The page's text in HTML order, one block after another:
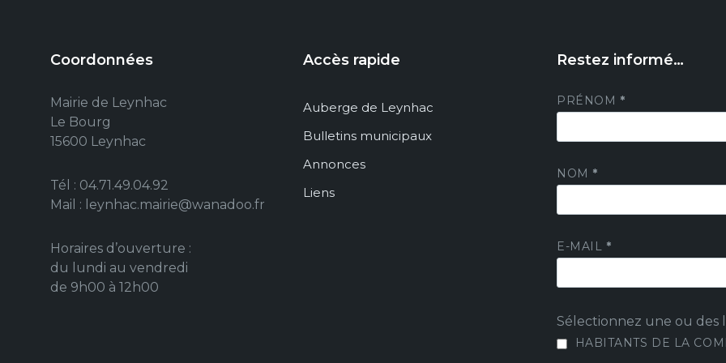
Coordonnées
Mairie de Leynhac
Le Bourg
15600 Leynhac
Tél : 04.71.49.04.92
Mail : leynhac.mairie@wanadoo.fr
Horaires d’ouverture :
du lundi au vendredi
de 9h00 à 12h00
Accès rapide
Auberge de Leynhac
Bulletins municipaux
Annonces
Liens
Restez informé…
PRÉNOM *
NOM *
E-MAIL *
Sélectionnez une ou des
HABITANTS DE LA